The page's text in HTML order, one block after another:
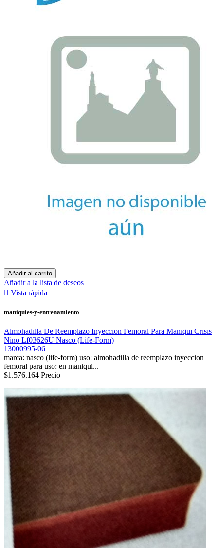
Añadir al carrito
Añadir a la lista de deseos
 Vista rápida
maniquies-y-entrenamiento
Almohadilla De Reemplazo Inyeccion Femoral Para Maniqui Crisis
Nino Lf03626U Nasco (Life-Form)
13000995-06
marca: nasco (life-form) uso: almohadilla de reemplazo inyeccion
femoral para uso: en maniqui...
$1.576.164 Precio